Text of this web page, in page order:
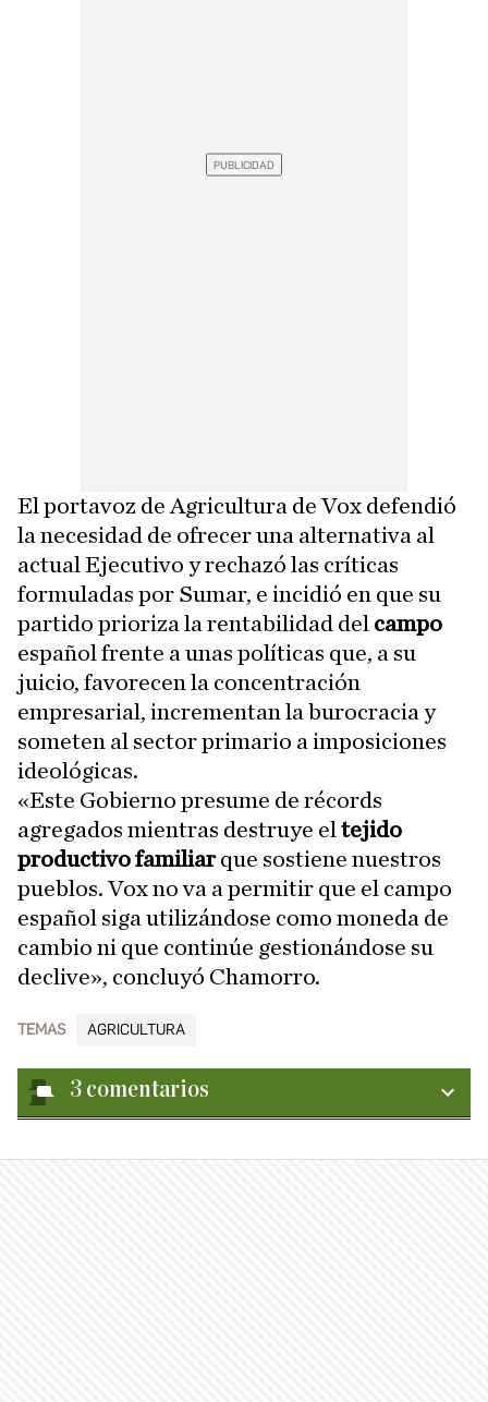
El portavoz de Agricultura de Vox defendió
la necesidad de ofrecer una alternativa al
actual Ejecutivo y rechazó las críticas
formuladas por Sumar, e incidió en que su
partido prioriza la rentabilidad del campo
español frente a unas políticas que, a su
juicio, favorecen la concentración
empresarial, incrementan la burocracia y
someten al sector primario a imposiciones
ideológicas.
«Este Gobierno presume de récords
agregados mientras destruye el tejido
productivo familiarque sostiene nuestros
pueblos. Vox no va a permitir que el campo
español siga utilizándose como moneda de
cambio ni que continúe gestionándose su
declive», concluyó Chamorro.
TEMAS AGRICULTURA
3 comentarios